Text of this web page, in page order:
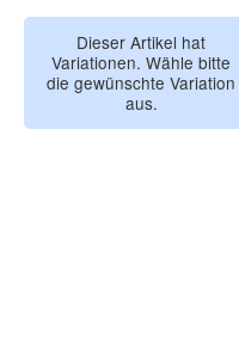
Dieser Artikel hat
Variationen. Wähle bitte
die gewünschte Variation
aus.